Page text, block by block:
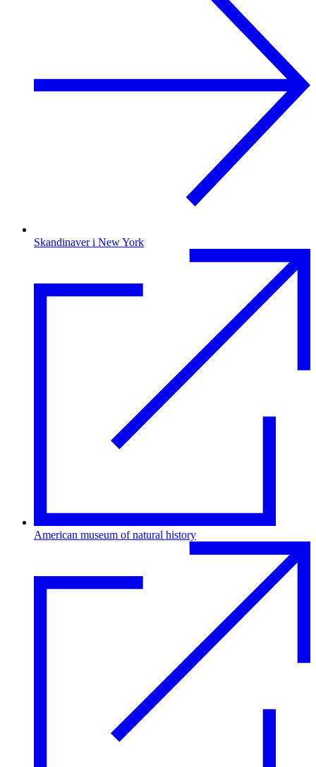
Skandinaver i New York
American museum of natural history